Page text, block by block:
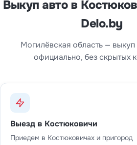
Выкуп авто в
Delo.by
Могилёвская область — выкуп
официально, без скрытых
Выезд в Костюковичи
Приедем в Костюковичах и пригород